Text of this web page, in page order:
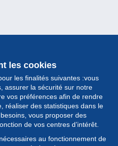
les cookies
les finalités suivantes :vous
assurer la sécurité sur notre
vos préférences afin de rendre
réaliser des statistiques dans le
vous proposer des
de vos centres d’intérêt.
au fonctionnement de